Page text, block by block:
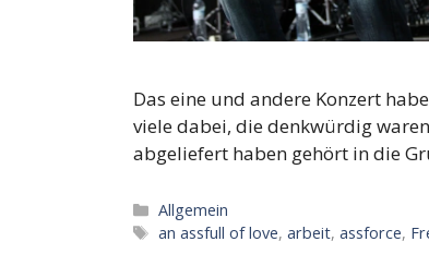
Das eine und andere Konzert
viele dabei, die denkwürdig
abgeliefert haben gehört in die
Kategorien
Allgemein
Schlagwörter
an assfull of love,arbeit,assforce,